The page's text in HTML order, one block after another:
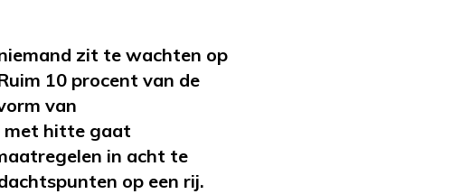
zit te wachten op
10 procent van de
van
met hitte gaat
in acht te
op een rij.